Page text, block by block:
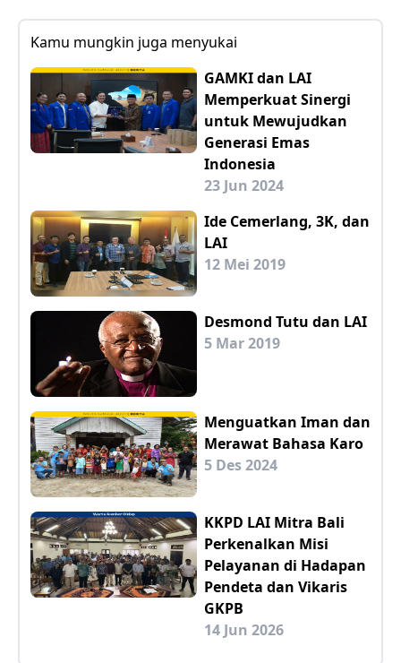
Kamu mungkin juga menyukai
GAMKI dan LAI
Memperkuat Sinergi
untuk Mewujudkan
Generasi Emas
Indonesia
23 Jun 2024
Ide Cemerlang, 3K, dan
LAI
12 Mei 2019
Desmond Tutu dan LAI
5 Mar 2019
Menguatkan Iman dan
Merawat Bahasa Karo
5 Des 2024
KKPD LAI Mitra Bali
Perkenalkan Misi
Pelayanan di Hadapan
Pendeta dan Vikaris
GKPB
14 Jun 2026